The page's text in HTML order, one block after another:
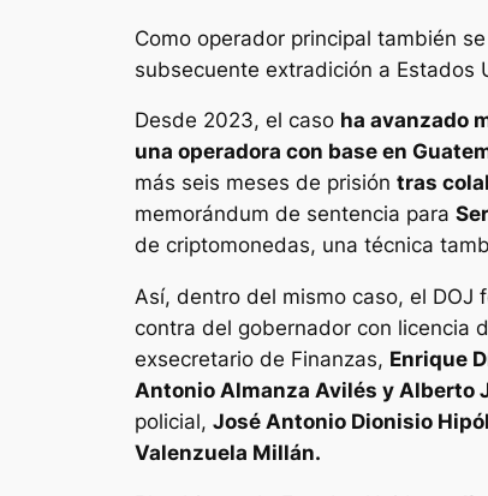
Como operador principal también
subsecuente extradición a Estados
Desde 2023, el caso ha avanzado
una operadora con base en
más seis meses de prisión tras
memorándum de sentencia para
de criptomonedas, una técnica
Así, dentro del mismo caso, el DOJ
contra del gobernador con licencia
exsecretario de Finanzas, Enrique
Antonio Almanza Avilés y Alberto
policial, José Antonio Dionisio
Valenzuela Millán.